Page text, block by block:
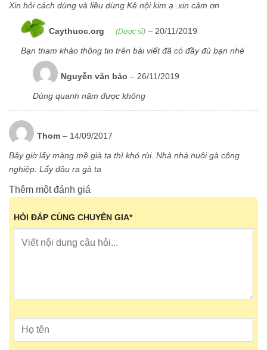
chọn
thể
được
trang
sản
phẩm
Xin hỏi cách dùng và liều dùng Kê nội kim ạ .xin cảm ơn
Caythuoc.org (Dược sĩ) – 20/11/2019
Bạn tham khảo thông tin trên bài viết đã có đầy đủ bạn nhé
Nguyễn văn bảo – 26/11/2019
Dùng quanh năm được không
Thom – 14/09/2017
Bây giờ lấy màng mề già ta thì khó rùi. Nhà nhà nuôi gà công
nghiệp. Lấy đâu ra gà ta
Thêm một đánh giá
HỎI ĐÁP CÙNG CHUYÊN GIA*